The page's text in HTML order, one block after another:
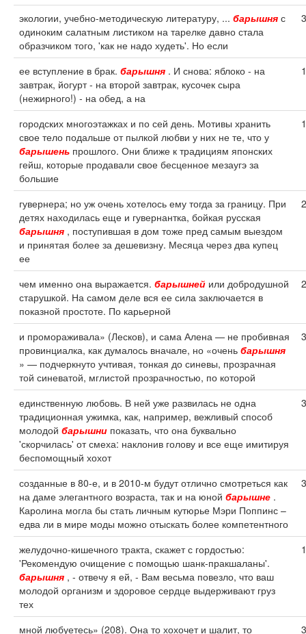
экологии, учебно-методическую литературу, ... барышня с
одиноким салатным листиком на тарелке давно стала
образчиком того, 'как не надо худеть'. Но если
3
ее вступление в брак. барышня . И снова: яблоко - на
завтрак, йогурт - на второй завтрак, кусочек сыра
(нежирного!) - на обед, а на
1
городских многоэтажках и по сей день. Мотивы хранить
свое тело подальше от пылкой любви у них не те, что у
барышень прошлого. Они ближе к традициям японских
гейш, которые продавали свое бесценное мезаугэ за
большие
1
гувернера; но уж очень хотелось ему тогда за границу. При
детях находилась еще и гувернантка, бойкая русская
барышня , поступившая в дом тоже пред самым выездом
и принятая более за дешевизну. Месяца через два купец
ее
2
чем именно она выражается. барышней или добродушной
старушкой. На самом деле вся ее сила заключается в
показной простоте. По карьерной
2
и промораживала» (Лесков), и сама Алена — не пробивная
провинциалка, как думалось вначале, но «очень барышня
» — подчеркнуто учтивая, тонкая до синевы, прозрачная
той синеватой, мглистой прозрачностью, по которой
3
единственную любовь. В ней уже развилась не одна
традиционная ужимка, как, например, вежливый способ
молодой барышни показать, что она буквально
'скорчилась' от смеха: наклонив голову и все еще имитируя
беспомощный хохот
3
созданные в 80-е, и в 2010-м будут отлично смотреться как
на даме элегантного возраста, так и на юной барышне .
Каролина могла бы стать личным кутюрье Мэри Поппинс –
едва ли в мире моды можно отыскать более компетентного
3
желудочно-кишечного тракта, скажет с гордостью:
'Рекомендую очищение с помощью шанк-пракшаланы'.
барышня , - отвечу я ей, - Вам весьма повезло, что ваш
молодой организм и здоровое сердце выдерживают груз
тех
1
мной любуетесь» (208). Она то хохочет и шалит, то 3